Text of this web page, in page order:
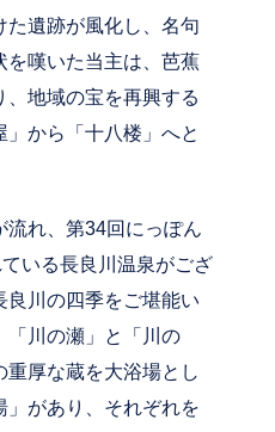
た遺跡が風化し、名句
を嘆いた当主は、芭蕉
、地域の宝を再興する
から「十八楼」へと
流れ、第34回にっぽん
いる長良川温泉がござ
良川の四季をご堪能い
「川の瀬」と「川の
厚な蔵を大浴場とし
」があり、それぞれを